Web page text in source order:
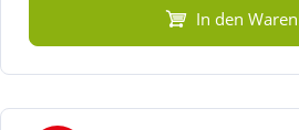
In den